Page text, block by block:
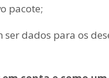
pacote;
dados para os